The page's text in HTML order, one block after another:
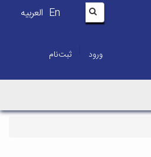
En العربیه
ورود | ثبت‌نام